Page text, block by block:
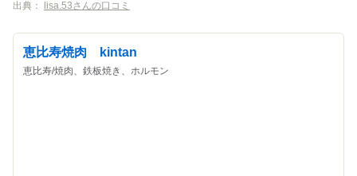
出典： lisa.53さんの口コミ
恵比寿焼肉 kintan
恵比寿/焼肉、鉄板焼き、ホルモン